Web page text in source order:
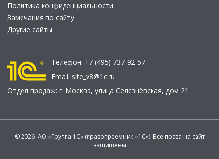
Политика конфиденциальности
Замечания по сайту
Другие сайты
Телефон: +7 (495) 737-92-57
Email: site_v8@1c.ru
Отдел продаж: г. Москва, улица Селезнёвская, дом 21
© 2026 АО «Группа 1С» (правопреемник «1С»). Все права на сайт
защищены